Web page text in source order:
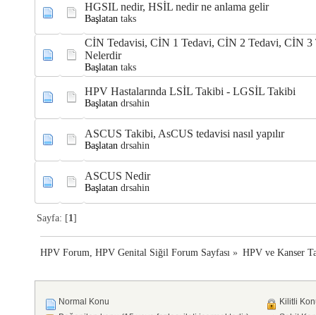
HGSIL nedir, HSİL nedir ne anlama gelir
Başlatan taks
CİN Tedavisi, CİN 1 Tedavi, CİN 2 Tedavi, CİN 3
Nelerdir
Başlatan taks
HPV Hastalarında LSİL Takibi - LGSİL Takibi
Başlatan drsahin
ASCUS Takibi, AsCUS tedavisi nasıl yapılır
Başlatan drsahin
ASCUS Nedir
Başlatan drsahin
Sayfa: [1]
HPV Forum, HPV Genital Siğil Forum Sayfası » HPV ve Kanser
Normal Konu
Kilitli